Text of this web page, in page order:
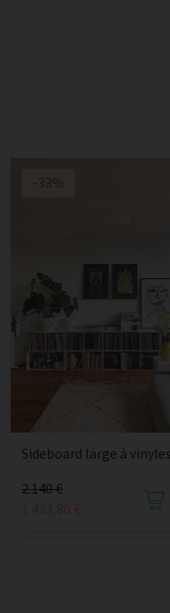
-33%
Sideboard large à vinyles
2.140 €
1.433,80 €